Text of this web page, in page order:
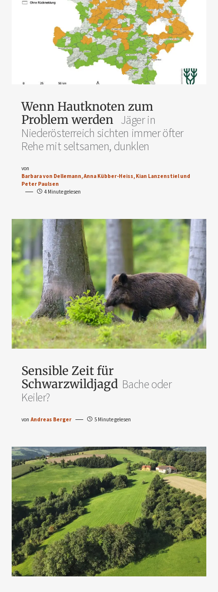
Wenn Hautknoten zum
Problem werden Jäger in
Niederösterreich sichten immer öfter
Rehe mit seltsamen, dunklen
von
Barbara von Dellemann, Anna Kübber-Heiss, Kian Lanzenstiel und
Peter Paulsen
4 Minute gelesen
Sensible Zeit für
Schwarzwildjagd Bache oder
Keiler?
von Andreas Berger 5 Minute gelesen